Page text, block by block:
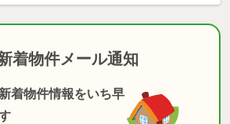
着物件メール通知
着物件情報をいち早